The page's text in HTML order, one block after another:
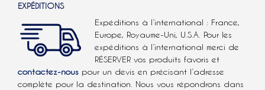
EXPÉDITIONS
Expéditions à l’international : France,
Europe, Royaume-Uni, U.S.A. Pour les
expéditions à l’international merci de
RÉSERVER vos produits favoris et
contactez-nous pour un devis en précisant l’adresse
complète pour la destination. Nous vous répondrons dans